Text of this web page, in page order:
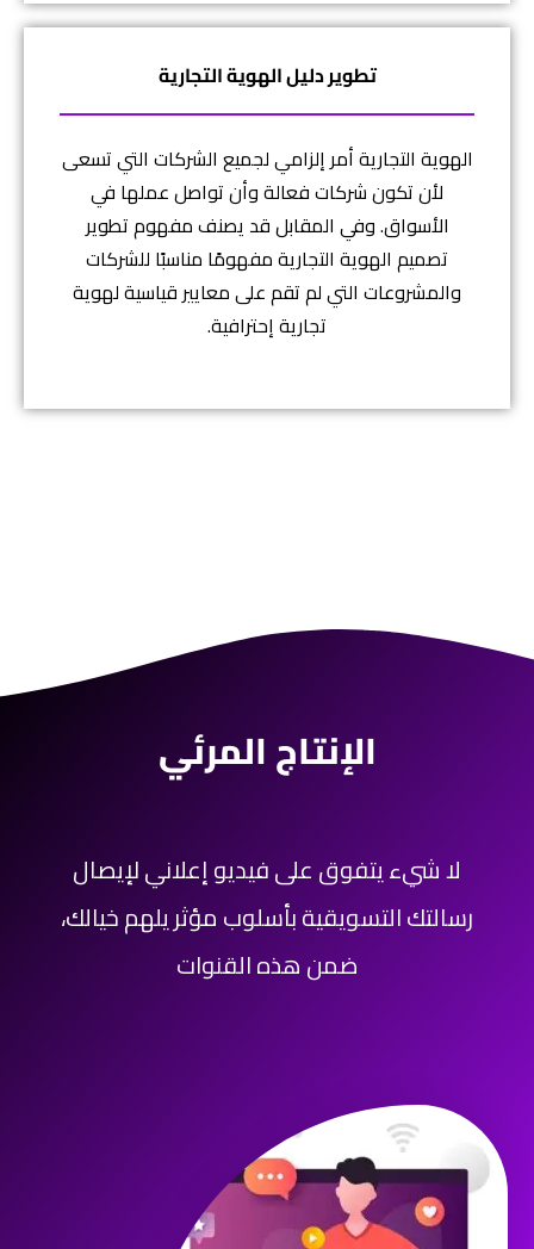
تطوير دليل الهوية التجارية
الهوية التجارية أمر إلزامي لجميع الشركات التي تسعى
لأن تكون شركات فعالة وأن تواصل عملها في
الأسواق. وفي المقابل قد يصنف مفهوم تطوير
تصميم الهوية التجارية مفهومًا مناسبًا للشركات
والمشروعات التي لم تقم على معايير قياسية لهوية
تجارية إحترافية.
الإنتاج المرئي​
لا شيء يتفوق على فيديو إعلاني لإيصال
رسالتك التسويقية بأسلوب مؤثر يلهم خيالك،
ضمن هذه القنوات